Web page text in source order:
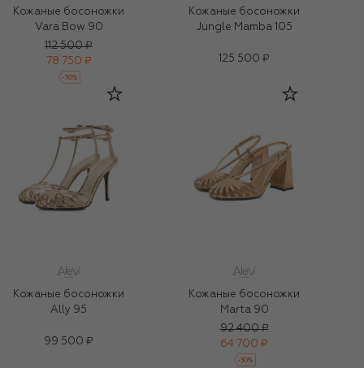
Кожаные босоножки
Vara Bow 90
112 500 ₽
78 750 ₽
-30%
Кожаные босоножки
Jungle Mamba 105
125 500 ₽
Кожаные босоножки
Ally 95
99 500 ₽
Кожаные босоножки
Marta 90
92 400 ₽
64 700 ₽
-30%